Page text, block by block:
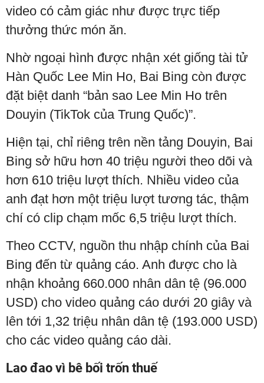
video có cảm giác như được trực tiếp
thưởng thức món ăn.
Nhờ ngoại hình được nhận xét giống tài tử
Hàn Quốc Lee Min Ho, Bai Bing còn được
đặt biệt danh “bản sao Lee Min Ho trên
Douyin (TikTok của Trung Quốc)”.
Hiện tại, chỉ riêng trên nền tảng Douyin, Bai
Bing sở hữu hơn 40 triệu người theo dõi và
hơn 610 triệu lượt thích. Nhiều video của
anh đạt hơn một triệu lượt tương tác, thậm
chí có clip chạm mốc 6,5 triệu lượt thích.
Theo CCTV, nguồn thu nhập chính của Bai
Bing đến từ quảng cáo. Anh được cho là
nhận khoảng 660.000 nhân dân tệ (96.000
USD) cho video quảng cáo dưới 20 giây và
lên tới 1,32 triệu nhân dân tệ (193.000 USD)
cho các video quảng cáo dài.
Lao đao vì bê bối trốn thuế